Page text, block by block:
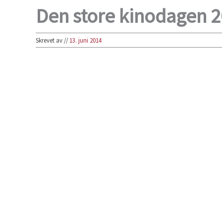
Den store kinodagen
Skrevet av//13. juni 2014